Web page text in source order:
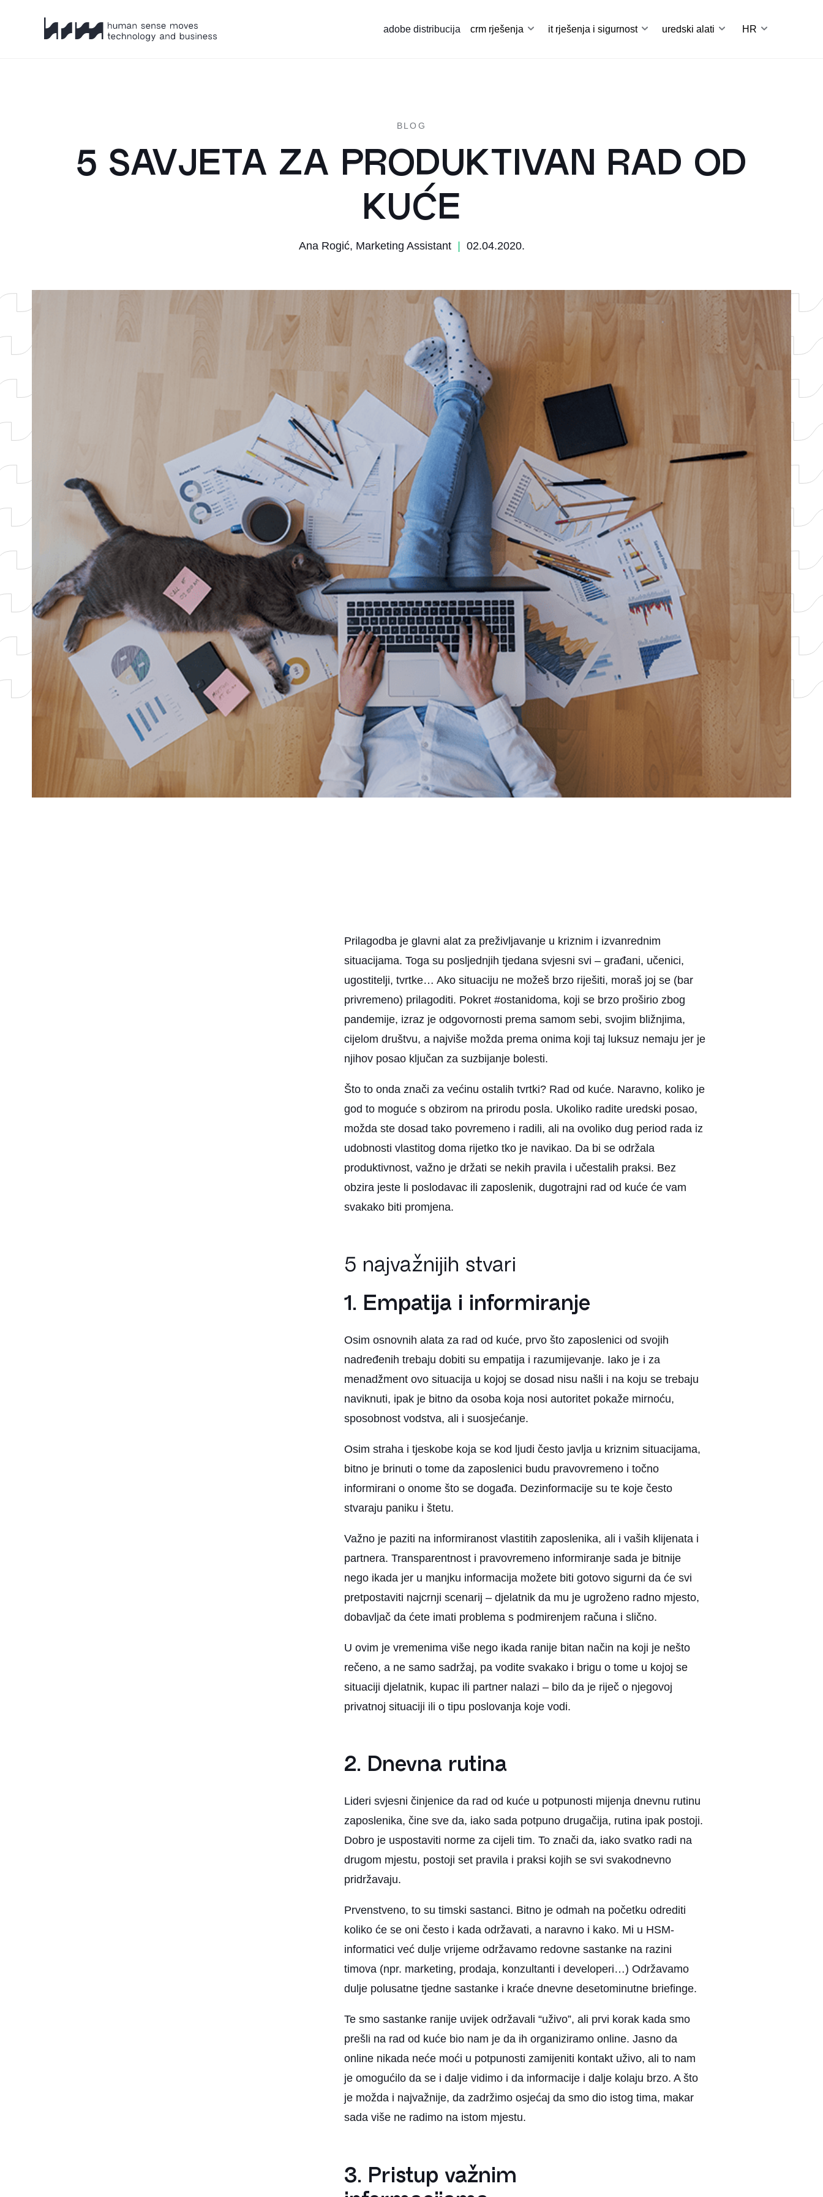
HSM
adobe distribucija crm rješenja it rješenja i sigurnost uredski alati HR
BLOG
5 SAVJETA ZA PRODUKTIVAN RAD OD
KUĆE
Ana Rogić, Marketing Assistant 02.04.2020.
Prilagodba je glavni alat za preživljavanje u kriznim i izvanrednim
situacijama. Toga su posljednjih tjedana svjesni svi – građani, učenici,
ugostitelji, tvrtke… Ako situaciju ne možeš brzo riješiti, moraš joj se (bar
privremeno) prilagoditi. Pokret #ostanidoma, koji se brzo proširio zbog
pandemije, izraz je odgovornosti prema samom sebi, svojim bližnjima,
cijelom društvu, a najviše možda prema onima koji taj luksuz nemaju jer je
njihov posao ključan za suzbijanje bolesti.
Što to onda znači za većinu ostalih tvrtki? Rad od kuće. Naravno, koliko je
god to moguće s obzirom na prirodu posla. Ukoliko radite uredski posao,
možda ste dosad tako povremeno i radili, ali na ovoliko dug period rada iz
udobnosti vlastitog doma rijetko tko je navikao. Da bi se održala
produktivnost, važno je držati se nekih pravila i učestalih praksi. Bez
obzira jeste li poslodavac ili zaposlenik, dugotrajni rad od kuće će vam
svakako biti promjena.
5 najvažnijih stvari
1. Empatija i informiranje
Osim osnovnih alata za rad od kuće, prvo što zaposlenici od svojih
nadređenih trebaju dobiti su empatija i razumijevanje. Iako je i za
menadžment ovo situacija u kojoj se dosad nisu našli i na koju se trebaju
naviknuti, ipak je bitno da osoba koja nosi autoritet pokaže mirnoću,
sposobnost vodstva, ali i suosjećanje.
Osim straha i tjeskobe koja se kod ljudi često javlja u kriznim situacijama,
bitno je brinuti o tome da zaposlenici budu pravovremeno i točno
informirani o onome što se događa. Dezinformacije su te koje često
stvaraju paniku i štetu.
Važno je paziti na informiranost vlastitih zaposlenika, ali i vaših klijenata i
partnera. Transparentnost i pravovremeno informiranje sada je bitnije
nego ikada jer u manjku informacija možete biti gotovo sigurni da će svi
pretpostaviti najcrnji scenarij – djelatnik da mu je ugroženo radno mjesto,
dobavljač da ćete imati problema s podmirenjem računa i slično.
U ovim je vremenima više nego ikada ranije bitan način na koji je nešto
rečeno, a ne samo sadržaj, pa vodite svakako i brigu o tome u kojoj se
situaciji djelatnik, kupac ili partner nalazi – bilo da je riječ o njegovoj
privatnoj situaciji ili o tipu poslovanja koje vodi.
2. Dnevna rutina
Lideri svjesni činjenice da rad od kuće u potpunosti mijenja dnevnu rutinu
zaposlenika, čine sve da, iako sada potpuno drugačija, rutina ipak postoji.
Dobro je uspostaviti norme za cijeli tim. To znači da, iako svatko radi na
drugom mjestu, postoji set pravila i praksi kojih se svi svakodnevno
pridržavaju.
Prvenstveno, to su timski sastanci. Bitno je odmah na početku odrediti
koliko će se oni često i kada održavati, a naravno i kako. Mi u HSM-
informatici već dulje vrijeme održavamo redovne sastanke na razini
timova (npr. marketing, prodaja, konzultanti i developeri…) Održavamo
dulje polusatne tjedne sastanke i kraće dnevne desetominutne briefinge.
Te smo sastanke ranije uvijek održavali “uživo”, ali prvi korak kada smo
prešli na rad od kuće bio nam je da ih organiziramo online. Jasno da
online nikada neće moći u potpunosti zamijeniti kontakt uživo, ali to nam
je omogućilo da se i dalje vidimo i da informacije i dalje kolaju brzo. A što
je možda i najvažnije, da zadržimo osjećaj da smo dio istog tima, makar
sada više ne radimo na istom mjestu.
3. Pristup važnim